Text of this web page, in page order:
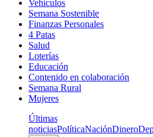
Vehículos
Semana Sostenible
Finanzas Personales
4 Patas
Salud
Loterías
Educación
Contenido en colaboración
Semana Rural
Mujeres
Últimas
noticiasPolíticaNaciónDinero